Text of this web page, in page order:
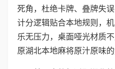
死角，杜绝卡牌、叠牌失
计分逻辑贴合本地规则，
乐无压力，桌面哑光材质
原湖北本地麻将原汁原味的